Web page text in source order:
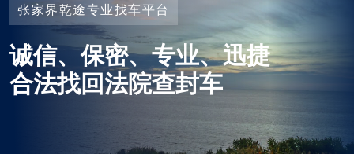
张家界乾途专业找车平台
诚信、保密、专业、迅捷
合法找回法院查封车